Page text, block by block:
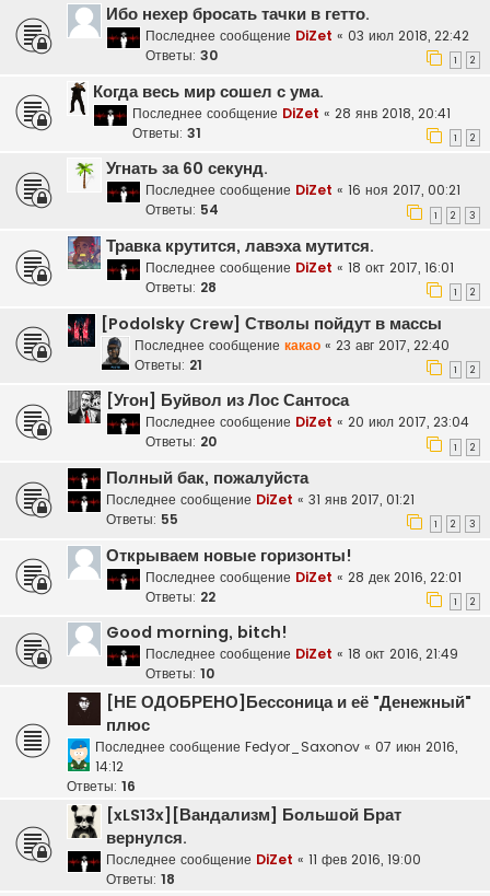
Ибо нехер бросать тачки в гетто.
Последнее сообщение DiZet « 03 июл 2018, 22:42
Ответы: 30 1 2
Когда весь мир сошел с ума.
Последнее сообщение DiZet « 28 янв 2018, 20:41
Ответы: 31 1 2
Угнать за 60 секунд.
Последнее сообщение DiZet « 16 ноя 2017, 00:21
Ответы: 54 1 2 3
Травка крутится, лавэха мутится.
Последнее сообщение DiZet « 18 окт 2017, 16:01
Ответы: 28 1 2
[Podolsky Crew] Стволы пойдут в массы
Последнее сообщение какао « 23 авг 2017, 22:40
Ответы: 21 1 2
[Угон] Буйвол из Лос Сантоса
Последнее сообщение DiZet « 20 июл 2017, 23:04
Ответы: 20 1 2
Полный бак, пожалуйста
Последнее сообщение DiZet « 31 янв 2017, 01:21
Ответы: 55 1 2 3
Открываем новые горизонты!
Последнее сообщение DiZet « 28 дек 2016, 22:01
Ответы: 22 1 2
Good morning, bitch!
Последнее сообщение DiZet « 18 окт 2016, 21:49
Ответы: 10
[НЕ ОДОБРЕНО]Бессоница и её "Денежный"
плюс
Последнее сообщение Fedyor_Saxonov « 07 июн 2016,
14:12
Ответы: 16
[xLS13x][Вандализм] Большой Брат
вернулся.
Последнее сообщение DiZet « 11 фев 2016, 19:00
Ответы: 18